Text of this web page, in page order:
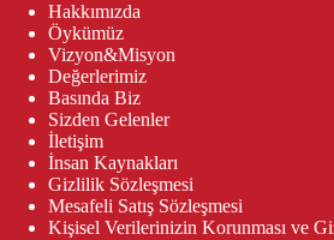
Hakkımızda
Öykümüz
Vizyon&Misyon
Değerlerimiz
Basında Biz
Sizden Gelenler
İletişim
İnsan Kaynakları
Gizlilik Sözleşmesi
Mesafeli Satış Sözleşmesi
Kişisel Verilerinizin Korunması ve